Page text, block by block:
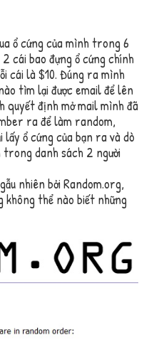
ổ cứng của mình trong 6
cái bao đựng ổ cứng chính
cái là $10. Đúng ra mình
tìm lại được email để lên
quyết định mở mail mình đã
ra để làm random,
lấy ổ cứng của bạn ra và dò
trong danh sách 2 người
nhiên bởi Random.org,
thể nào biết những